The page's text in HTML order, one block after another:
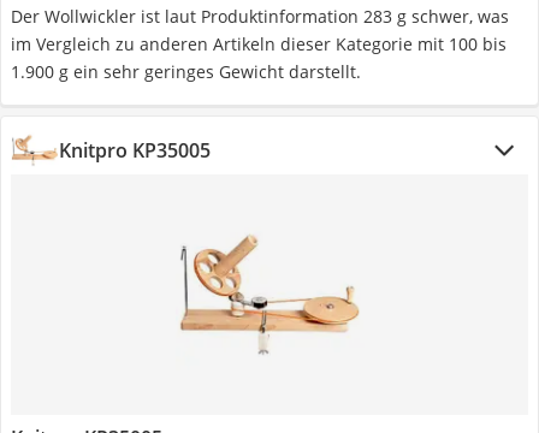
Der Wollwickler ist laut Produktinformation 283 g schwer, was
im Vergleich zu anderen Artikeln dieser Kategorie mit 100 bis
1.900 g ein sehr geringes Gewicht darstellt.
Knitpro KP35005